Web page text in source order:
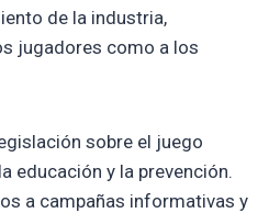
de la industria,
jugadores como a los
sobre el juego
educación y la prevención.
a campañas informativas y